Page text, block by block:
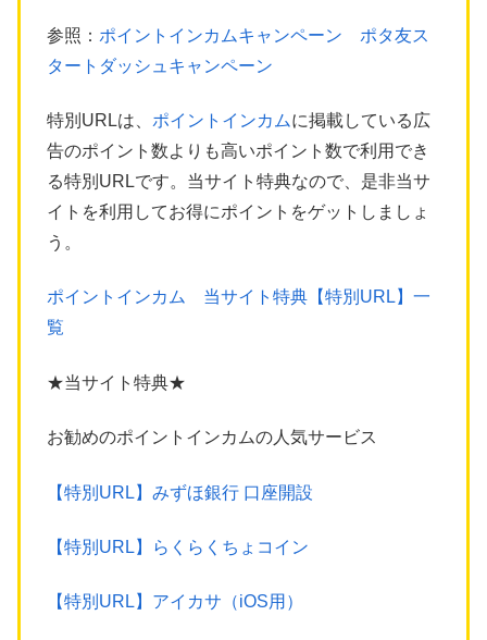
参照： ポイントインカムキャンペーン ポタ友ス
タートダッシュキャンペーン
特別URLは、 ポイントインカムに掲載している広
告のポイント数よりも高いポイント数で利用でき
る特別URLです。当サイト特典なので、是非当サ
イトを利用してお得にポイントをゲットしましょ
う。
ポイントインカム 当サイト特典【特別URL】一
覧
★当サイト特典★
お勧めのポイントインカムの人気サービス
【特別URL】みずほ銀行 口座開設
【特別URL】らくらくちょコイン
【特別URL】アイカサ（iOS用）